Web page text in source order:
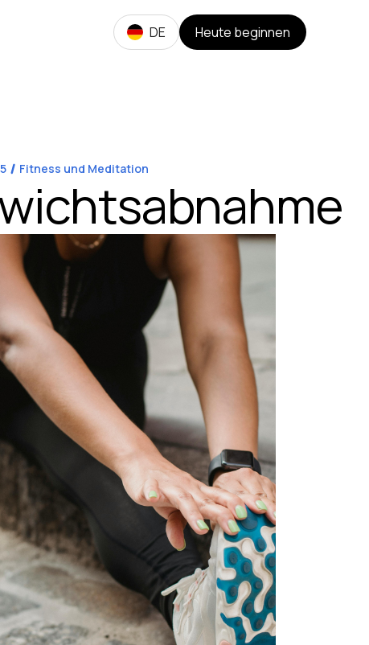
DE Heute beginnen
Fitness und Meditation